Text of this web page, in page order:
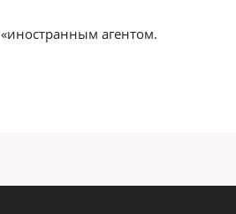
«иностранным агентом.